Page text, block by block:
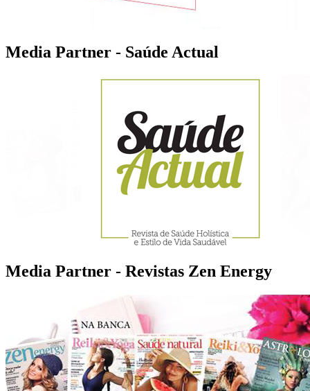
Media Partner - Saúde Actual
Media Partner - Revistas Zen Energy